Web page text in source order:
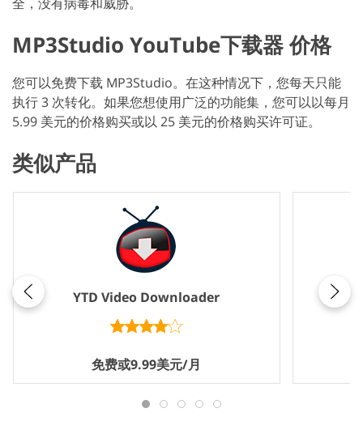
MP3Studio YouTube下载器 价格
您可以免费下载 MP3Studio。在这种情况下，您每天只能
执行 3 次转化。如果您想使用广泛的功能集，您可以以每月
5.99 美元的价格购买或以 25 美元的价格购买许可证。
类似产品
YTD Video Downloader
免费或9.99美元/月